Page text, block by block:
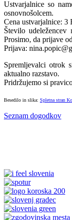
Ustvarjalnice so
osnovnošolcem.
Cena ustvarjalnice: 3
Število
Prosimo, da prijave
Prijava:
Spremljevalci otrok
aktualno razstavo.
Pridržujemo si
Besedilo in slika: Spletna stran
Seznam dogodkov